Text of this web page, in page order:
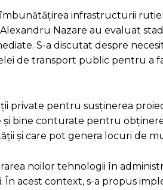
infrastructurii
Nazare au evaluat
S-a discutat despre
de transport public pentru a
private pentru susținerea
și bine conturate pentru
și care pot genera locuri de
noilor tehnologii în
acest context, s-a propus